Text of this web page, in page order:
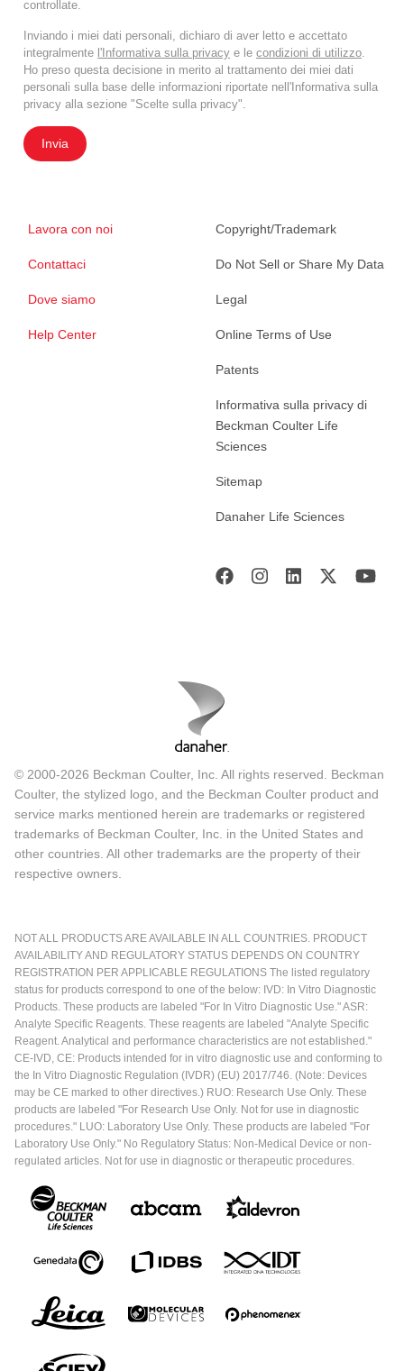
controllate.
Inviando i miei dati personali, dichiaro di aver letto e accettato
integralmente l'Informativa sulla privacy e le condizioni di utilizzo
Ho preso questa decisione in merito al trattamento dei miei dati
personali sulla base delle informazioni riportate nell'Informativa sulla
privacy alla sezione "Scelte sulla privacy".
Invia
Lavora con noi
Contattaci
Dove siamo
Help Center
Copyright/Trademark
Do Not Sell or Share My Data
Legal
Online Terms of Use
Patents
Informativa sulla privacy di
Beckman Coulter Life
Sciences
Sitemap
Danaher Life Sciences
© 2000-2026 Beckman Coulter, Inc. All rights reserved. Beckman
Coulter, the stylized logo, and the Beckman Coulter product and
service marks mentioned herein are trademarks or registered
trademarks of Beckman Coulter, Inc. in the United States and
other countries. All other trademarks are the property of their
respective owners.
NOT ALL PRODUCTS ARE AVAILABLE IN ALL COUNTRIES. PRODUCT
AVAILABILITY AND REGULATORY STATUS DEPENDS ON COUNTRY
REGISTRATION PER APPLICABLE REGULATIONS The listed regulatory
status for products correspond to one of the below: IVD: In Vitro Diagnostic
Products. These products are labeled "For In Vitro Diagnostic Use." ASR:
Analyte Specific Reagents. These reagents are labeled "Analyte Specific
Reagent. Analytical and performance characteristics are not established."
CE-IVD, CE: Products intended for in vitro diagnostic use and conforming to
the In Vitro Diagnostic Regulation (IVDR) (EU) 2017/746. (Note: Devices
may be CE marked to other directives.) RUO: Research Use Only. These
products are labeled "For Research Use Only. Not for use in diagnostic
procedures." LUO: Laboratory Use Only. These products are labeled "For
Laboratory Use Only." No Regulatory Status: Non-Medical Device or non-
regulated articles. Not for use in diagnostic or therapeutic procedures.